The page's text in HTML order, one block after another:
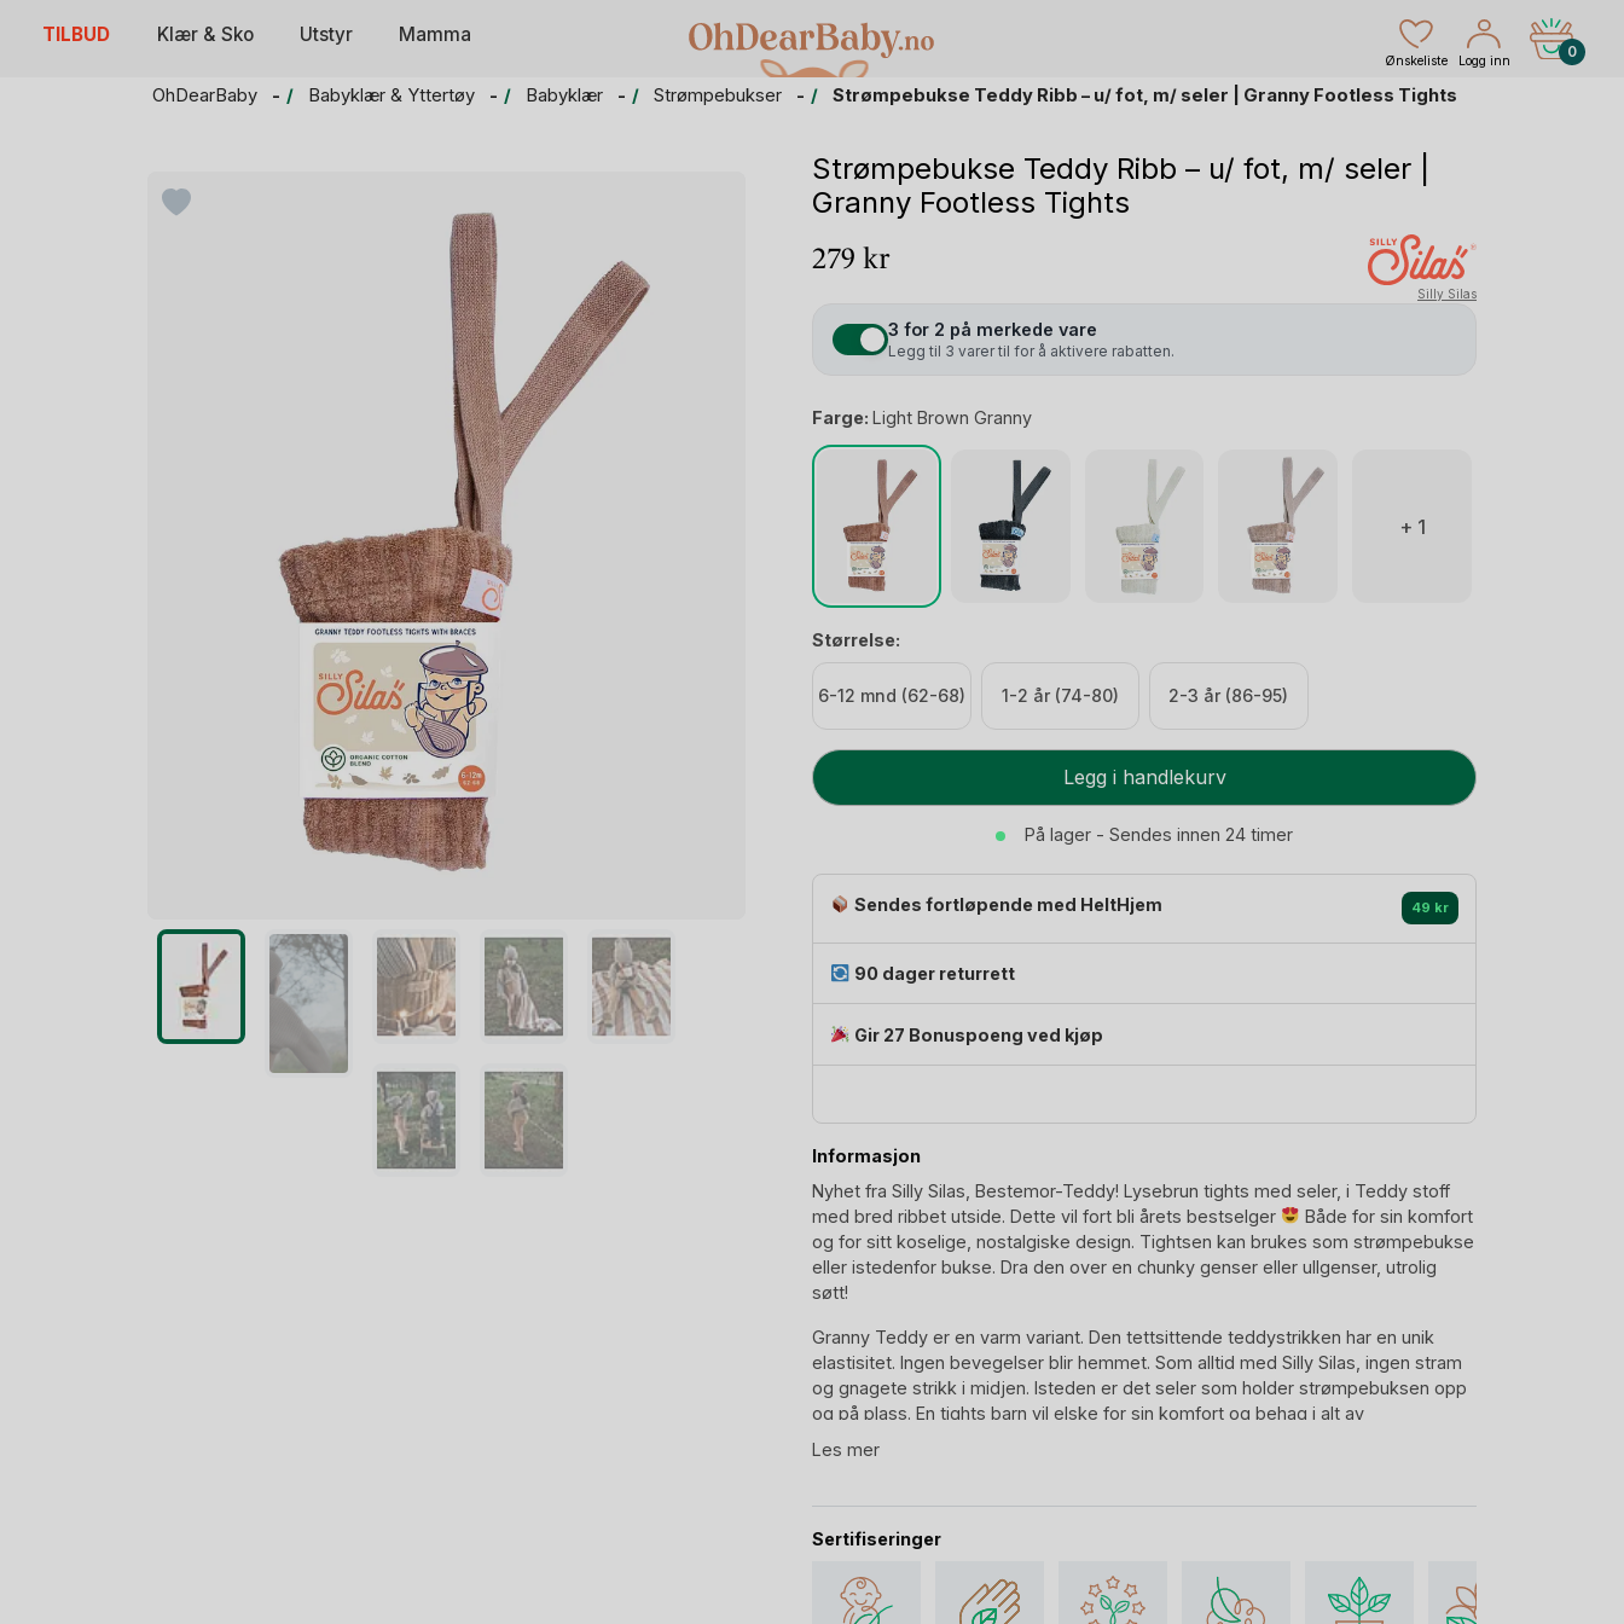
TILBUD Klær & Sko Utstyr Mamma
Ønskeliste Logg inn
0
OhDearBaby Babyklær & Yttertøy Babyklær Strømpebukser Strømpebukse Teddy Ribb – u/ fot, m/ seler | Granny Footless Tights
Strømpebukse Teddy Ribb – u/ fot, m/ seler |
Granny Footless Tights
279 kr
Silly Silas
3 for 2 på merkede vare
Legg til 3 varer til for å aktivere rabatten.
Farge: Light Brown Granny
+ 1
Størrelse:
6-12 mnd (62-68) 1-2 år (74-80) 2-3 år (86-95)
Strømpebukse
Teddy
u/
fot,
seler
Granny
Legg i handlekurv
På lager - Sendes innen 24 timer
Sendes fortløpende med HeltHjem 49 kr
90 dager returrett
Gir 27 Bonuspoeng ved kjøp
Informasjon
Nyhet fra Silly Silas, Bestemor-Teddy! Lysebrun tights med seler, i Teddy stoff
med bred ribbet utside. Dette vil fort bli årets bestselger
Både for sin komfort
og for sitt koselige, nostalgiske design. Tightsen kan brukes som strømpebukse
eller istedenfor bukse. Dra den over en chunky genser eller ullgenser, utrolig
søtt!
Granny Teddy er en varm variant. Den tettsittende teddystrikken har en unik
elastisitet. Ingen bevegelser blir hemmet. Som alltid med Silly Silas, ingen stram
og gnagete strikk i midjen. Isteden er det seler som holder strømpebuksen opp
og på plass. En tights barn vil elske for sin komfort og behag i alt av
vintereventyr.
modellen. Dette designet skriker “koselig”, “vintage” og “behag”. Silly Silas sier
selv at designet er en hyllest til besteforeldres garderobeskap og de livlige
Silly Silas Granny Strømpebukse er laget på et liten tradisjonell syfabrikk i
Les mer
Sertifiseringer